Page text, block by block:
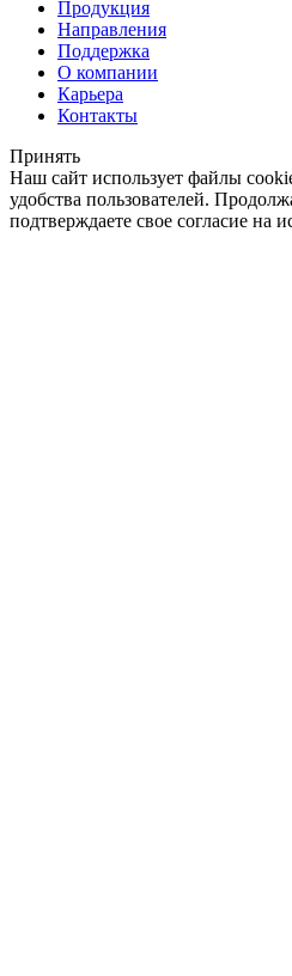
Продукция
Направления
Поддержка
О компании
Карьера
Контакты
Принять
Наш сайт использует файлы
удобства пользователей.
подтверждаете свое согласие на